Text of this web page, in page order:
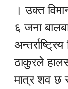
। उक्त
६ जना
ठाकुरले
मात्र शव छ